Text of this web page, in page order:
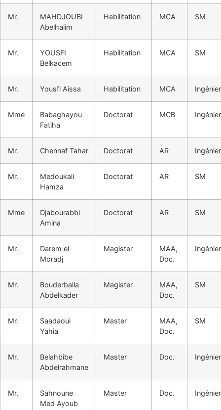
Mr.
MAHDJOUBI
Abelhalim
Habilitation MCA SM
Mr.
YOUSFI
Belkacem
Habilitation MCA SM
Mr. Yousfi Aissa Habilitation MCA
Mme
Babaghayou
Fatiha
Doctorat MCB
Mr. Chennaf Tahar Doctorat AR
Mr.
Medoukali
Hamza
Doctorat AR SM
Mme
Djabourabbi
Amina
Doctorat AR SM
Mr.
Darem el
Moradj
Magister
MAA,
Doc.
Mr.
Bouderballa
Abdelkader
Magister
MAA,
Doc.
SM
Mr.
Saadaoui
Yahia
Master
MAA,
Doc.
SM
Mr.
Belahbibe
Abdelrahmane
Master Doc.
Mr.
Sahnoune
Med Ayoub
Master Doc.